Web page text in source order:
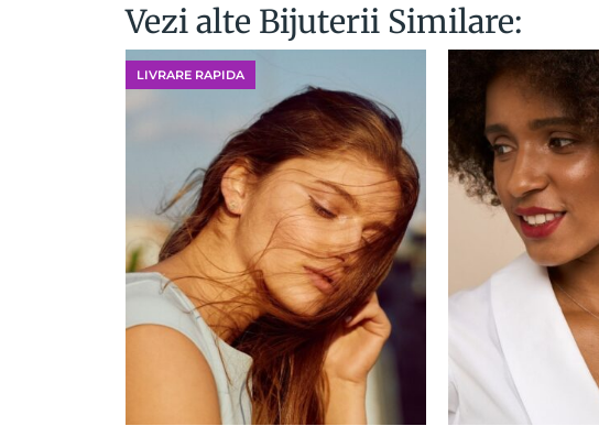
Vezi alte Bijuterii Similare:
LIVRARE RAPIDA